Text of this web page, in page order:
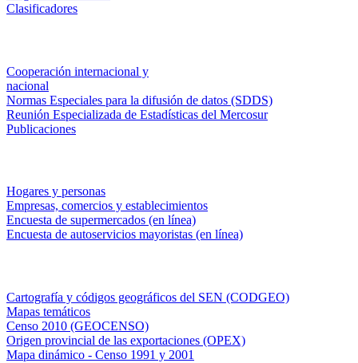
Clasificadores
Cooperación internacional y
nacional
Normas Especiales para la difusión de datos (SDDS)
Reunión Especializada de Estadísticas del Mercosur
Publicaciones
Hogares y personas
Empresas, comercios y establecimientos
Encuesta de supermercados (en línea)
Encuesta de autoservicios mayoristas (en línea)
Cartografía y códigos geográficos del SEN (CODGEO)
Mapas temáticos
Censo 2010 (GEOCENSO)
Origen provincial de las exportaciones (OPEX)
Mapa dinámico - Censo 1991 y 2001